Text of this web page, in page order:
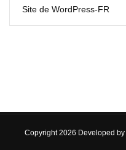
Site de WordPress-FR
Copyright 2026 Developed by